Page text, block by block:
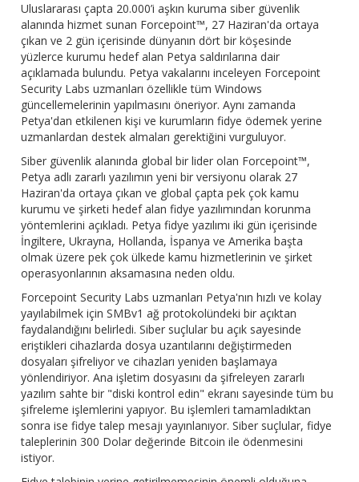
Uluslararası çapta 20.000’i aşkın kuruma siber güvenlik
alanında hizmet sunan Forcepoint™, 27 Haziran'da ortaya
çıkan ve 2 gün içerisinde dünyanın dört bir köşesinde
yüzlerce kurumu hedef alan Petya saldırılarına dair
açıklamada bulundu. Petya vakalarını inceleyen Forcepoint
Security Labs uzmanları özellikle tüm Windows
güncellemelerinin yapılmasını öneriyor. Aynı zamanda
Petya'dan etkilenen kişi ve kurumların fidye ödemek yerine
uzmanlardan destek almaları gerektiğini vurguluyor.
Siber güvenlik alanında global bir lider olan Forcepoint™,
Petya adlı zararlı yazılımın yeni bir versiyonu olarak 27
Haziran'da ortaya çıkan ve global çapta pek çok kamu
kurumu ve şirketi hedef alan fidye yazılımından korunma
yöntemlerini açıkladı. Petya fidye yazılımı iki gün içerisinde
İngiltere, Ukrayna, Hollanda, İspanya ve Amerika başta
olmak üzere pek çok ülkede kamu hizmetlerinin ve şirket
operasyonlarının aksamasına neden oldu.
Forcepoint Security Labs uzmanları Petya'nın hızlı ve kolay
yayılabilmek için SMBv1 ağ protokolündeki bir açıktan
faydalandığını belirledi. Siber suçlular bu açık sayesinde
eriştikleri cihazlarda dosya uzantılarını değiştirmeden
dosyaları şifreliyor ve cihazları yeniden başlamaya
yönlendiriyor. Ana işletim dosyasını da şifreleyen zararlı
yazılım sahte bir "diski kontrol edin" ekranı sayesinde tüm bu
şifreleme işlemlerini yapıyor. Bu işlemleri tamamladıktan
sonra ise fidye talep mesajı yayınlanıyor. Siber suçlular, fidye
taleplerinin 300 Dolar değerinde Bitcoin ile ödenmesini
istiyor.